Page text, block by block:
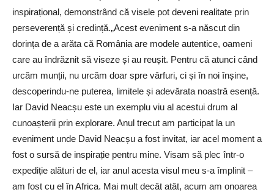
inspirațional, demonstrând că visele pot deveni realitate prin
perseverență și credință.„Acest eveniment s-a născut din
dorința de a arăta că România are modele autentice, oameni
care au îndrăznit să viseze și au reușit. Pentru că atunci când
urcăm munții, nu urcăm doar spre vârfuri, ci și în noi înșine,
descoperindu-ne puterea, limitele și adevărata noastră esență.
Iar David Neacșu este un exemplu viu al acestui drum al
cunoașterii prin explorare. Anul trecut am participat la un
eveniment unde David Neacșu a fost invitat, iar acel moment a
fost o sursă de inspirație pentru mine. Visam să plec într-o
expediție alături de el, iar anul acesta visul meu s-a împlinit –
am fost cu el în Africa. Mai mult decât atât, acum am onoarea